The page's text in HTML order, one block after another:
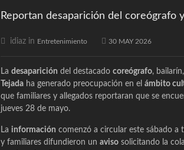
Reportan desaparición del coreógrafo
idiaz in Entretenimiento 30 MAY 2026
La desaparición del destacado coreógrafo,
Tejada ha generado preocupación en el ámbito
que familiares y allegados reportaran que se
jueves 28 de mayo.
La información comenzó a circular este sábado a
y familiares difundieron un aviso solicitando la